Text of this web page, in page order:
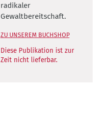
radikaler
Gewaltbereitschaft.
ZU UNSEREM BUCHSHOP
Diese Publikation ist zur
Zeit nicht lieferbar.